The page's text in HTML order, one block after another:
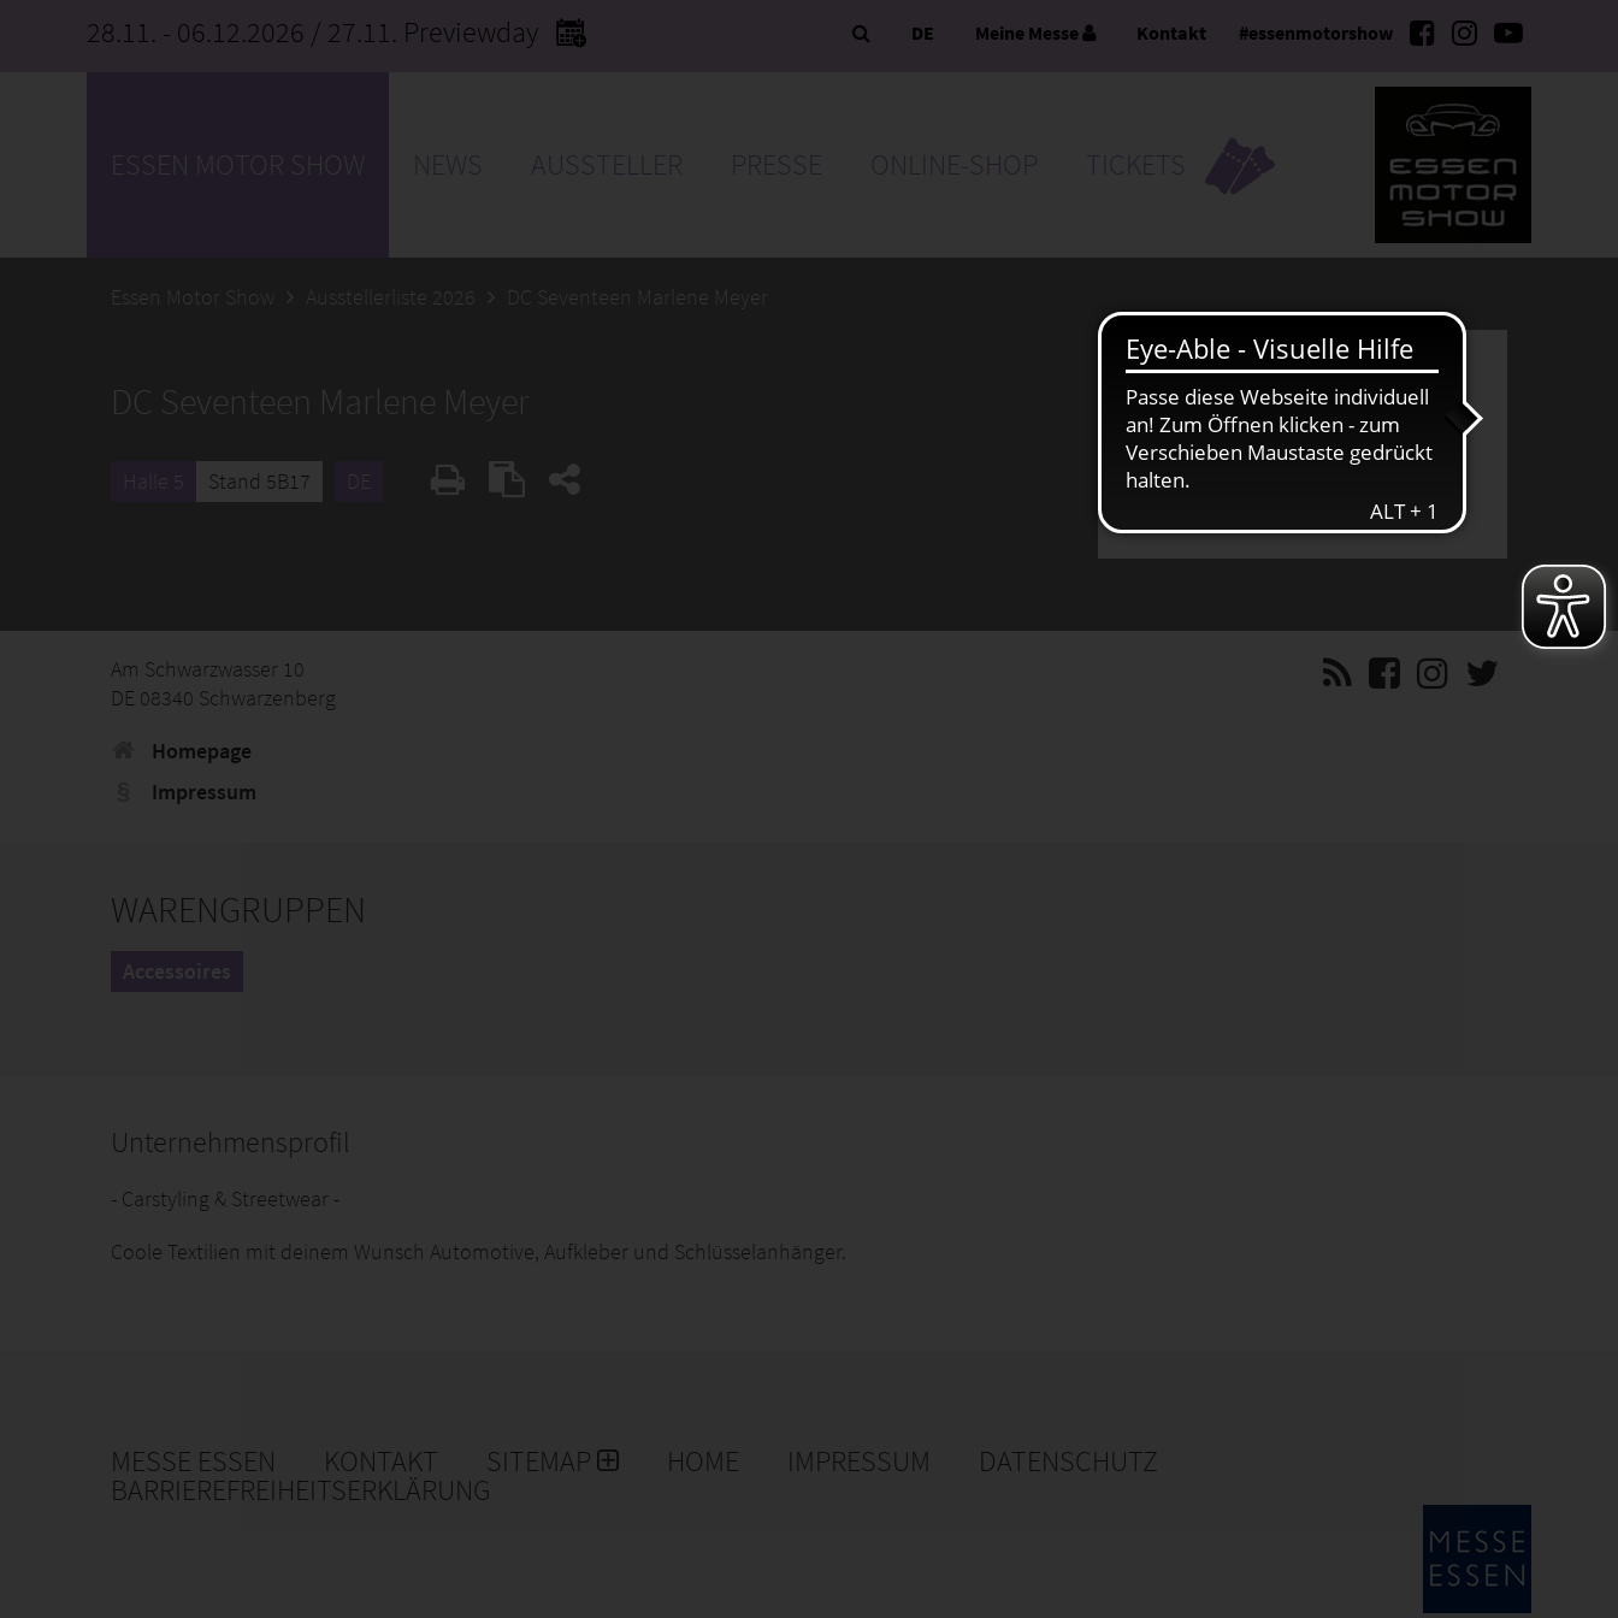
28.11. - 06.12.2026 / 27.11. Previewday #essenmotorshow
DE Meine Messe Kontakt
ESSEN MOTOR SHOW NEWS AUSSTELLER PRESSE ONLINE-SHOP TICKETS
Essen Motor Show Ausstellerliste 2026 DC Seventeen Marlene Meyer
DC Seventeen Marlene Meyer
Halle 5 Stand 5B17 DE
Am Schwarzwasser 10
DE 08340 Schwarzenberg
Homepage
Impressum
WARENGRUPPEN
Accessoires
Unternehmensprofil
- Carstyling & Streetwear -
Coole Textilien mit deinem Wunsch Automotive, Aufkleber und Schlüsselanhänger.
MESSE ESSEN KONTAKT SITEMAP HOME IMPRESSUM DATENSCHUTZ
BARRIEREFREIHEITSERKLÄRUNG